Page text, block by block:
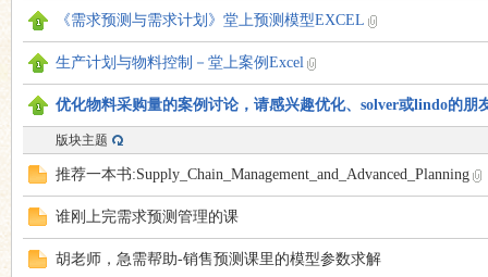
《需求预测与需求计划》堂上预测模型EXCEL
生产计划与物料控制－堂上案例Excel
优化物料采购量的案例讨论，请感兴趣优化、solver或lindo的朋
版块主题
推荐一本书:Supply_Chain_Management_and_Advanced_Planning
谁刚上完需求预测管理的课
胡老师，急需帮助-销售预测课里的模型参数求解